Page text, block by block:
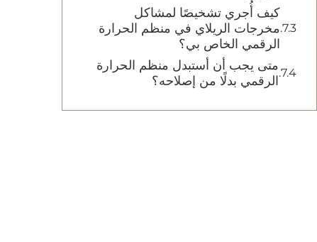
كيف أُجري تشخيصًا لمشاكل
مخرجات الريلاي في منظم الحرارة
الرقمي الخاص بي؟
متى يجب أن أستبدل منظم الحرارة
الرقمي بدلًا من إصلاحه؟